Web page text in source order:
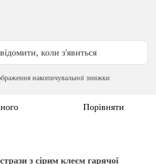
коли з'явиться
накопичувальної знижки
Порівняти
з сірим клеєм гарячої